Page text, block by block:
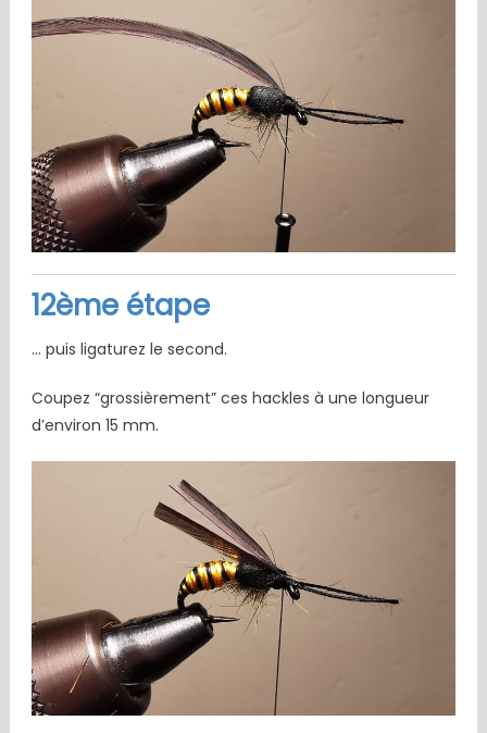
12ème étape
… puis ligaturez le second.
Coupez “grossièrement” ces hackles à une longueur
d’environ 15 mm.